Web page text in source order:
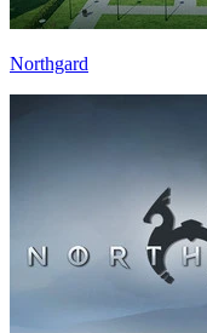
Northgard